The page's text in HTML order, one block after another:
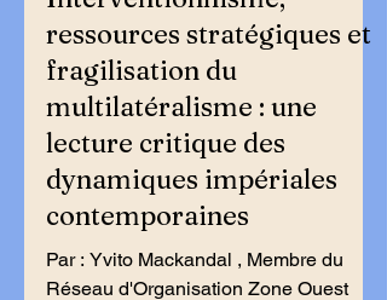
Interventionnisme,
ressources stratégiques et
fragilisation du
multilatéralisme : une
lecture critique des
dynamiques impériales
contemporaines